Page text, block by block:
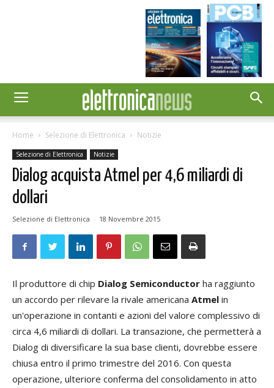
Home Selezione di Elettronica Notizie
Selezione di Elettronica Notizie
Dialog acquista Atmel per 4,6 miliardi di
dollari
Selezione di Elettronica - 18 Novembre 2015
Il produttore di chip Dialog Semiconductor ha raggiunto
un accordo per rilevare la rivale americana Atmel in
un'operazione in contanti e azioni del valore complessivo di
circa 4,6 miliardi di dollari. La transazione, che permetterà a
Dialog di diversificare la sua base clienti, dovrebbe essere
chiusa entro il primo trimestre del 2016. Con questa
operazione, ulteriore conferma del consolidamento in atto